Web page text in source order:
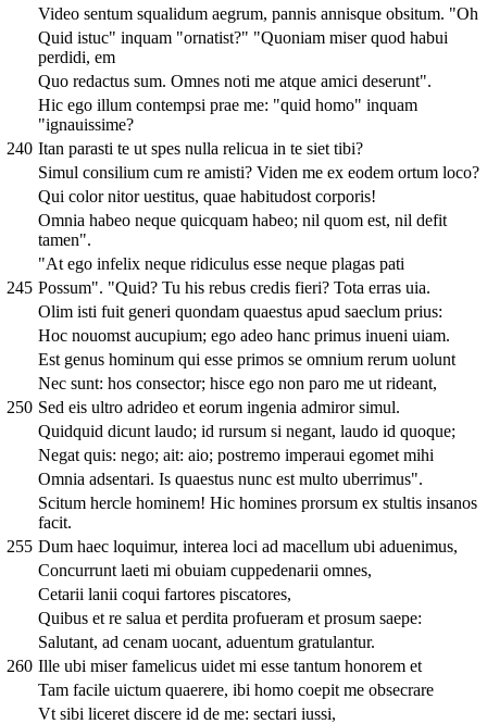
Video sentum squalidum aegrum, pannis annisque obsitum. "Oh
Quid istuc" inquam "ornatist?" "Quoniam miser quod habui
perdidi, em
Quo redactus sum. Omnes noti me atque amici deserunt".
Hic ego illum contempsi prae me: "quid homo" inquam
"ignauissime?
240 Itan parasti te ut spes nulla relicua in te siet tibi?
Simul consilium cum re amisti? Viden me ex eodem ortum loco?
Qui color nitor uestitus, quae habitudost corporis!
Omnia habeo neque quicquam habeo; nil quom est, nil defit
tamen".
"At ego infelix neque ridiculus esse neque plagas pati
245 Possum". "Quid? Tu his rebus credis fieri? Tota erras uia.
Olim isti fuit generi quondam quaestus apud saeclum prius:
Hoc nouomst aucupium; ego adeo hanc primus inueni uiam.
Est genus hominum qui esse primos se omnium rerum uolunt
Nec sunt: hos consector; hisce ego non paro me ut rideant,
250 Sed eis ultro adrideo et eorum ingenia admiror simul.
Quidquid dicunt laudo; id rursum si negant, laudo id quoque;
Negat quis: nego; ait: aio; postremo imperaui egomet mihi
Omnia adsentari. Is quaestus nunc est multo uberrimus".
Scitum hercle hominem! Hic homines prorsum ex stultis insanos
facit.
255 Dum haec loquimur, interea loci ad macellum ubi aduenimus,
Concurrunt laeti mi obuiam cuppedenarii omnes,
Cetarii lanii coqui fartores piscatores,
Quibus et re salua et perdita profueram et prosum saepe:
Salutant, ad cenam uocant, aduentum gratulantur.
260 Ille ubi miser famelicus uidet mi esse tantum honorem et
Tam facile uictum quaerere, ibi homo coepit me obsecrare
Vt sibi liceret discere id de me: sectari iussi,